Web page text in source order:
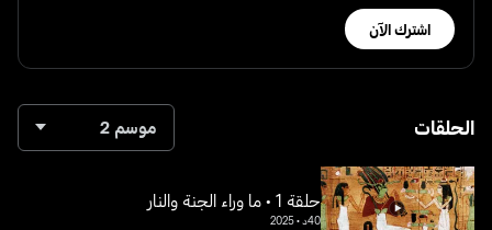
اشترك الآن
الحلقات موسم 2
حلقة 1 • ما وراء الجنة والنار
40د •
2025